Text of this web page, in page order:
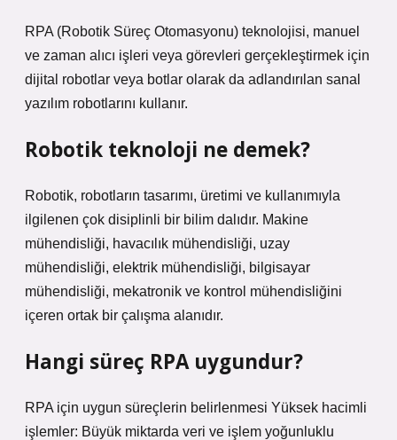
RPA (Robotik Süreç Otomasyonu) teknolojisi, manuel
ve zaman alıcı işleri veya görevleri gerçekleştirmek için
dijital robotlar veya botlar olarak da adlandırılan sanal
yazılım robotlarını kullanır.
Robotik teknoloji ne demek?
Robotik, robotların tasarımı, üretimi ve kullanımıyla
ilgilenen çok disiplinli bir bilim dalıdır. Makine
mühendisliği, havacılık mühendisliği, uzay
mühendisliği, elektrik mühendisliği, bilgisayar
mühendisliği, mekatronik ve kontrol mühendisliğini
içeren ortak bir çalışma alanıdır.
Hangi süreç RPA uygundur?
RPA için uygun süreçlerin belirlenmesi Yüksek hacimli
işlemler: Büyük miktarda veri ve işlem yoğunluklu